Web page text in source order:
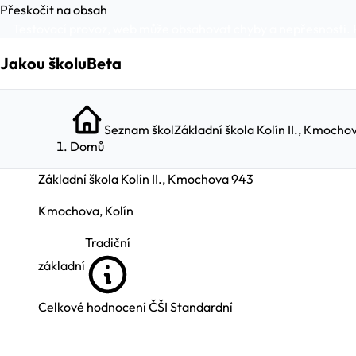
Přeskočit na obsah
Jakou školuBeta
Domů
Seznam školZákladní škola Kolín II.,
Základní škola Kolín II., Kmochova 943
Kmochova, Kolín
základní
Tradiční
Celkové hodnocení ČŠI Standardní